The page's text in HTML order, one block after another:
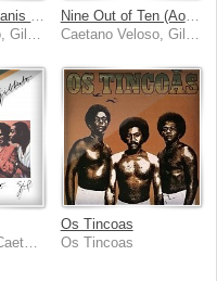
Nine Out of Ten (Ao Vivo)
Joao Gilberto, Caetano Veloso, Gilberto Gil
Os Tincoas
Os Tincoas